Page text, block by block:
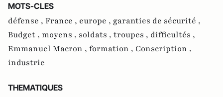
MOTS-CLES
défense , France , europe , garanties de sécurité ,
Budget , moyens , soldats , troupes , difficultés ,
Emmanuel Macron , formation , Conscription ,
industrie
THEMATIQUES